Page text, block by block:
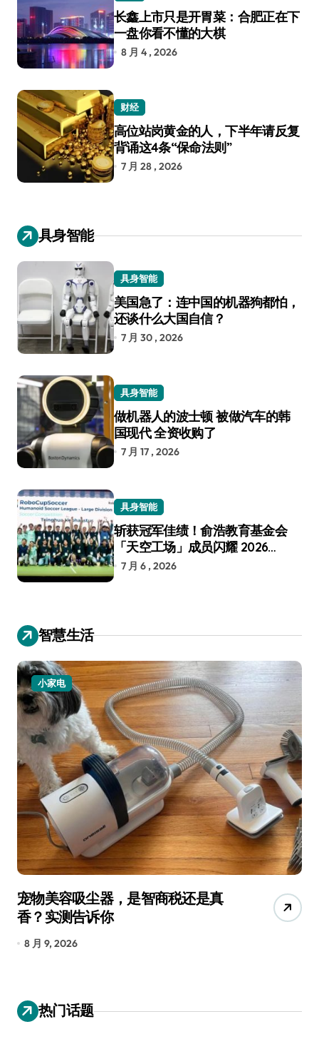
长鑫上市只是开胃菜：合肥正在下
一盘你看不懂的大棋
8 月 4 , 2026
财经
高位站岗黄金的人，下半年请反复
背诵这4条“保命法则”
7 月 28 , 2026
具身智能
具身智能
美国急了：连中国的机器狗都怕，
还谈什么大国自信？
7 月 30 , 2026
具身智能
做机器人的波士顿 被做汽车的韩
国现代 全资收购了
7 月 17 , 2026
具身智能
斩获冠军佳绩！俞浩教育基金会
「天空工场」成员闪耀 2026
RoboCup 机器人世界杯
7 月 6 , 2026
智慧生活
小家电
宠物美容吸尘器，是智商税还是真
香？实测告诉你
8 月 9, 2026
热门话题